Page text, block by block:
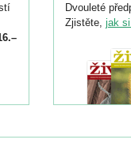
Dvouleté
Zjistěte, jak